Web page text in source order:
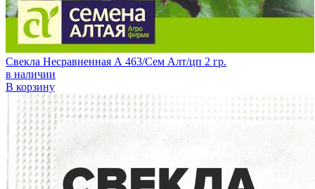
Свекла Несравненная А 463/Сем Алт/цп 2 гр.
в наличии
В корзину